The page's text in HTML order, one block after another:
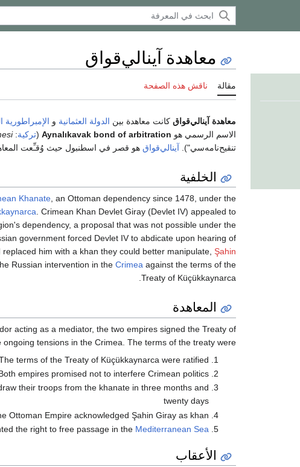
معاهدة آينالي‌قواق
مقالة ناقش هذه الصفحة
معاهدة آينالي‌قواق كانت معاهدة بين الدولة العثمانية و الإمبراطورية
الاسم الرسمي هو Aynalıkavak bond of arbitration
(تركية:
تنقيح‌نامه‌سي"). آينالي‌قواق هو قصر في اسطنبول حيث وُقـِّعت
الخلفية
Khanate, an Ottoman dependency since 1478, under the
. Crimean Khan Devlet Giray (Devlet IV) appealed to
dependency, a proposal that was not possible under the
government forced Devlet IV to abdicate upon hearing of
him with a khan they could better manipulate, Şahin
Russian intervention in the Crimea against the terms of the
Treaty of Küçükkaynarca.
المعاهدة
acting as a mediator, the two empires signed the Treaty of
ongoing tensions in the Crimea. The terms of the treaty were
terms of the Treaty of Küçükkaynarca were ratified
empires promised not to interfere Crimean politics
their troops from the khanate in three months and
twenty days
Ottoman Empire acknowledged Şahin Giray as khan
the right to free passage in the Mediterranean Sea
الأعقاب